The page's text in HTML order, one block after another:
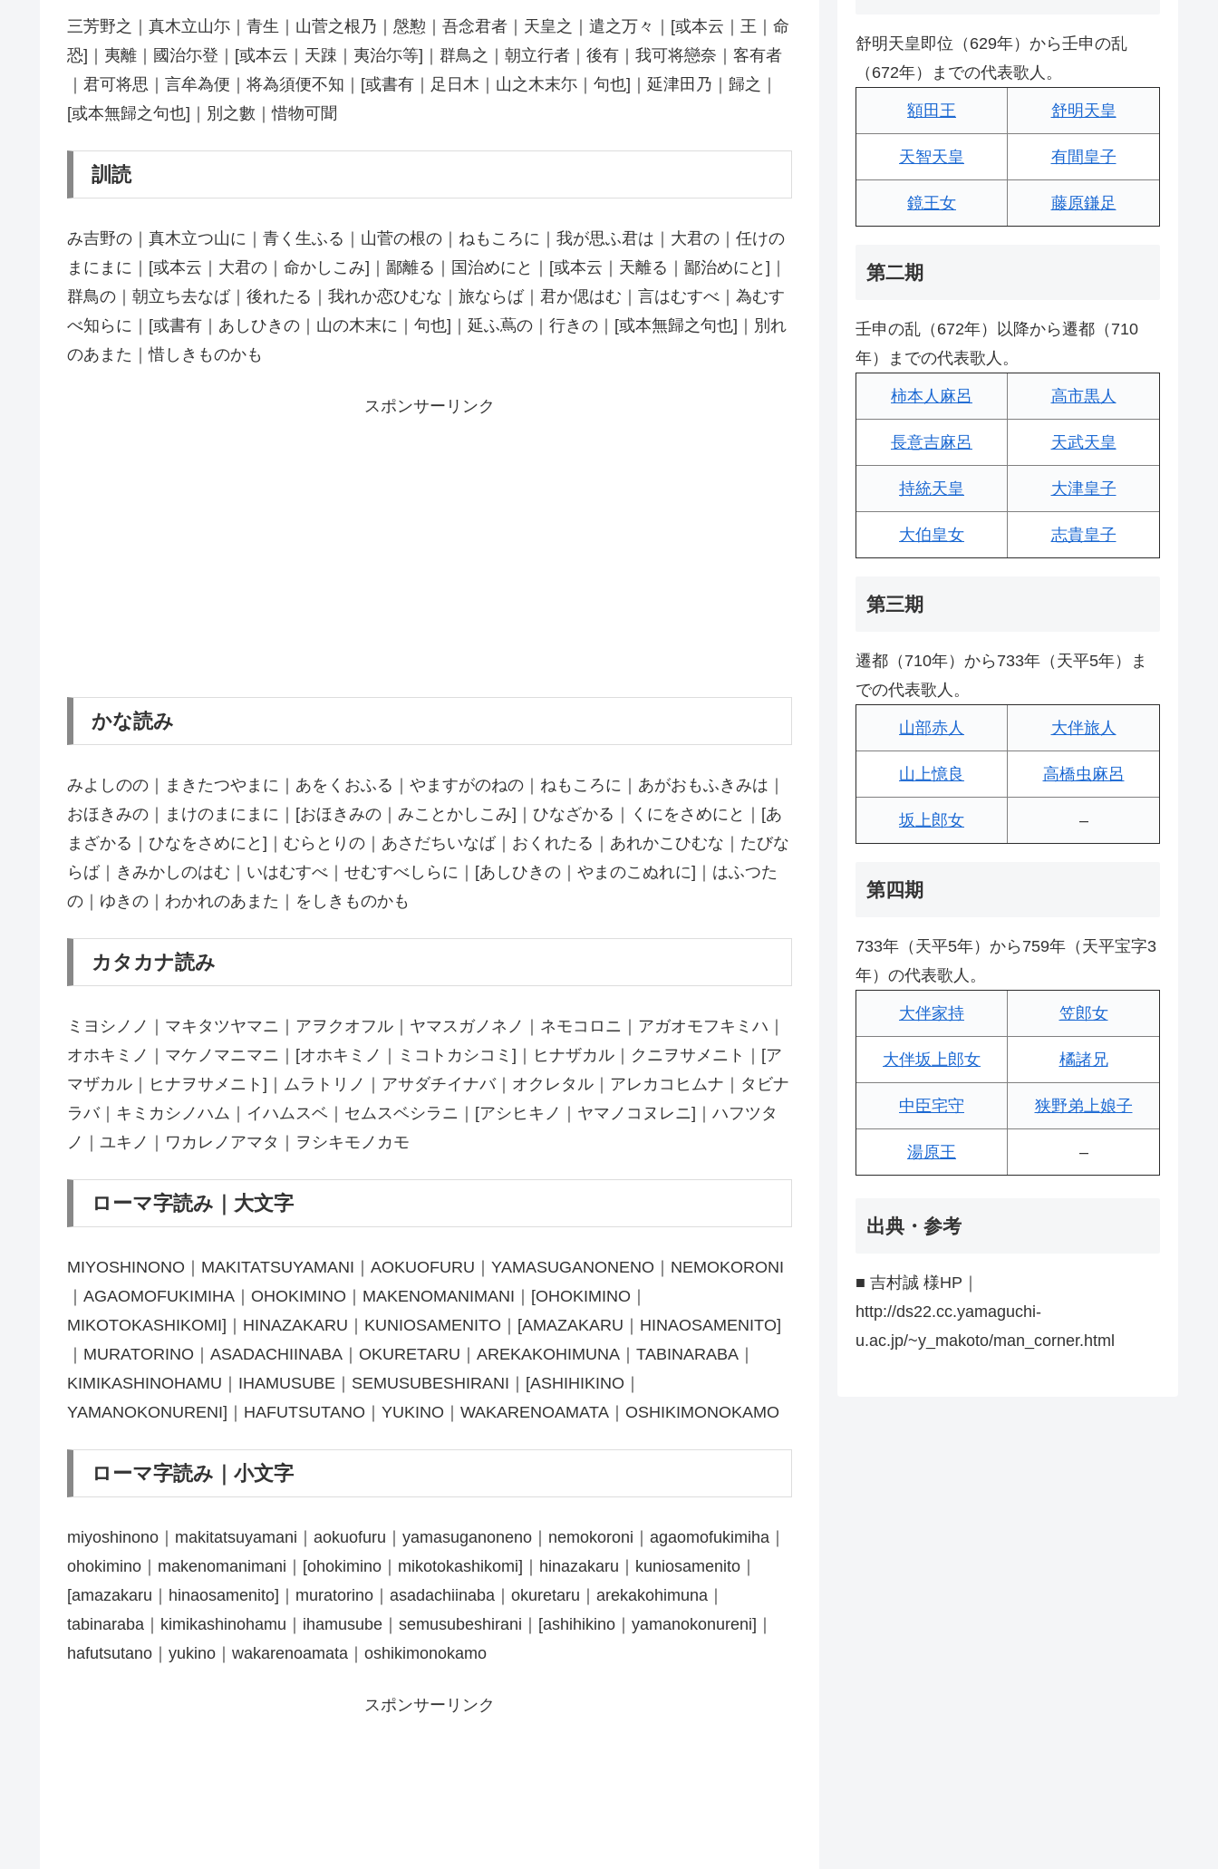
三芳野之｜真木立山尓｜青生｜山菅之根乃｜慇懃｜吾念君者｜天皇之｜遣之万々｜[或本云｜王｜命
恐]｜夷離｜國治尓登｜[或本云｜天踈｜夷治尓等]｜群鳥之｜朝立行者｜後有｜我可将戀奈｜客有者
｜君可将思｜言牟為便｜将為須便不知｜[或書有｜足日木｜山之木末尓｜句也]｜延津田乃｜歸之｜
[或本無歸之句也]｜別之數｜惜物可聞
訓読
み吉野の｜真木立つ山に｜青く生ふる｜山菅の根の｜ねもころに｜我が思ふ君は｜大君の｜任けの
まにまに｜[或本云｜大君の｜命かしこみ]｜鄙離る｜国治めにと｜[或本云｜天離る｜鄙治めにと]｜
群鳥の｜朝立ち去なば｜後れたる｜我れか恋ひむな｜旅ならば｜君か偲はむ｜言はむすべ｜為むす
べ知らに｜[或書有｜あしひきの｜山の木末に｜句也]｜延ふ蔦の｜行きの｜[或本無歸之句也]｜別れ
のあまた｜惜しきものかも
スポンサーリンク
かな読み
みよしのの｜まきたつやまに｜あをくおふる｜やますがのねの｜ねもころに｜あがおもふきみは｜
おほきみの｜まけのまにまに｜[おほきみの｜みことかしこみ]｜ひなざかる｜くにをさめにと｜[あ
まざかる｜ひなをさめにと]｜むらとりの｜あさだちいなば｜おくれたる｜あれかこひむな｜たびな
らば｜きみかしのはむ｜いはむすべ｜せむすべしらに｜[あしひきの｜やまのこぬれに]｜はふつた
の｜ゆきの｜わかれのあまた｜をしきものかも
カタカナ読み
ミヨシノノ｜マキタツヤマニ｜アヲクオフル｜ヤマスガノネノ｜ネモコロニ｜アガオモフキミハ｜
オホキミノ｜マケノマニマニ｜[オホキミノ｜ミコトカシコミ]｜ヒナザカル｜クニヲサメニト｜[ア
マザカル｜ヒナヲサメニト]｜ムラトリノ｜アサダチイナバ｜オクレタル｜アレカコヒムナ｜タビナ
ラバ｜キミカシノハム｜イハムスベ｜セムスベシラニ｜[アシヒキノ｜ヤマノコヌレニ]｜ハフツタ
ノ｜ユキノ｜ワカレノアマタ｜ヲシキモノカモ
ローマ字読み｜大文字
MIYOSHINONO｜MAKITATSUYAMANI｜AOKUOFURU｜YAMASUGANONENO｜NEMOKORONI
｜AGAOMOFUKIMIHA｜OHOKIMINO｜MAKENOMANIMANI｜[OHOKIMINO｜
MIKOTOKASHIKOMI]｜HINAZAKARU｜KUNIOSAMENITO｜[AMAZAKARU｜HINAOSAMENITO]
｜MURATORINO｜ASADACHIINABA｜OKURETARU｜AREKAKOHIMUNA｜TABINARABA｜
KIMIKASHINOHAMU｜IHAMUSUBE｜SEMUSUBESHIRANI｜[ASHIHIKINO｜
YAMANOKONURENI]｜HAFUTSUTANO｜YUKINO｜WAKARENOAMATA｜OSHIKIMONOKAMO
ローマ字読み｜小文字
miyoshinono｜makitatsuyamani｜aokuofuru｜yamasuganoneno｜nemokoroni｜agaomofukimiha｜
ohokimino｜makenomanimani｜[ohokimino｜mikotokashikomi]｜hinazakaru｜kuniosamenito｜
[amazakaru｜hinaosamenito]｜muratorino｜asadachiinaba｜okuretaru｜arekakohimuna｜
tabinaraba｜kimikashinohamu｜ihamusube｜semusubeshirani｜[ashihikino｜yamanokonureni]｜
hafutsutano｜yukino｜wakarenoamata｜oshikimonokamo
スポンサーリンク
舒明天皇即位（629年）から壬申の乱
（672年）までの代表歌人。
額田王 舒明天皇
天智天皇 有間皇子
鏡王女 藤原鎌足
第二期
壬申の乱（672年）以降から遷都（710
年）までの代表歌人。
柿本人麻呂 高市黒人
長意吉麻呂 天武天皇
持統天皇 大津皇子
大伯皇女 志貴皇子
第三期
遷都（710年）から733年（天平5年）ま
での代表歌人。
山部赤人 大伴旅人
山上憶良 高橋虫麻呂
坂上郎女 –
第四期
733年（天平5年）から759年（天平宝字3
年）の代表歌人。
大伴家持 笠郎女
大伴坂上郎女 橘諸兄
中臣宅守 狭野弟上娘子
湯原王 –
出典・参考
■ 吉村誠 様HP｜
http://ds22.cc.yamaguchi-
u.ac.jp/~y_makoto/man_corner.html